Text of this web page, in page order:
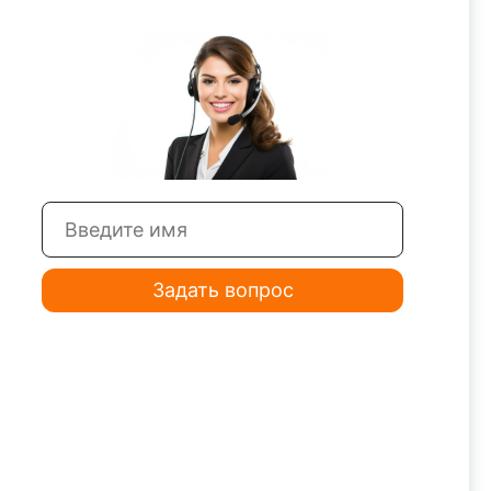
Задать вопрос